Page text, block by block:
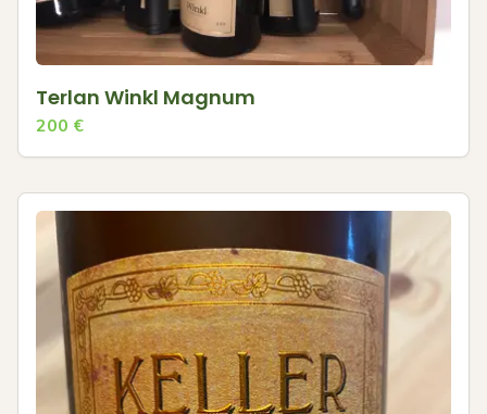
Terlan Winkl Magnum
200 €